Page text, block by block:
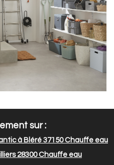
sur :
à Bléré 37150Chauffe eau
28300Chauffe eau